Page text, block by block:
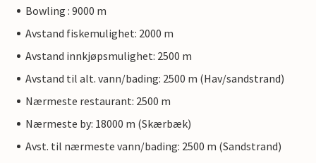
Bowling : 9000 m
Avstand fiskemulighet: 2000 m
Avstand innkjøpsmulighet: 2500 m
Avstand til alt. vann/bading: 2500 m (Hav/sandstrand)
Nærmeste restaurant: 2500 m
Nærmeste by: 18000 m (Skærbæk)
Avst. til nærmeste vann/bading: 2500 m (Sandstrand)